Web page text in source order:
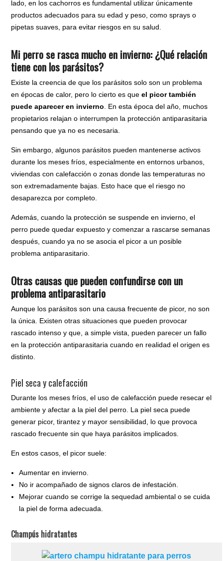
lado, en los cachorros es fundamental utilizar únicamente
productos adecuados para su edad y peso, como sprays o
pipetas suaves, para evitar riesgos en su salud.
Mi perro se rasca mucho en invierno: ¿Qué relación
tiene con los parásitos?
Existe la creencia de que los parásitos solo son un problema
en épocas de calor, pero lo cierto es queel picor también
puede aparecer en invierno . En esta época del año, muchos
propietarios relajan o interrumpen la protección antiparasitaria
pensando que ya no es necesaria.
Sin embargo, algunos parásitos pueden mantenerse activos
durante los meses fríos, especialmente en entornos urbanos,
viviendas con calefacción o zonas donde las temperaturas no
son extremadamente bajas. Esto hace que el riesgo no
desaparezca por completo.
Además, cuando la protección se suspende en invierno, el
perro puede quedar expuesto y comenzar a rascarse semanas
después, cuando ya no se asocia el picor a un posible
problema antiparasitario.
Otras causas que pueden confundirse con un
problema antiparasitario
Aunque los parásitos son una causa frecuente de picor, no son
la única. Existen otras situaciones que pueden provocar
rascado intenso y que, a simple vista, pueden parecer un fallo
en la protección antiparasitaria cuando en realidad el origen es
distinto.
Piel seca y calefacción
Durante los meses fríos, el uso de calefacción puede resecar el
ambiente y afectar a la piel del perro. La piel seca puede
generar picor, tirantez y mayor sensibilidad, lo que provoca
rascado frecuente sin que haya parásitos implicados.
En estos casos, el picor suele:
Aumentar en invierno.
No ir acompañado de signos claros de infestación.
Mejorar cuando se corrige la sequedad ambiental o se cuida
la piel de forma adecuada.
Champús hidratantes